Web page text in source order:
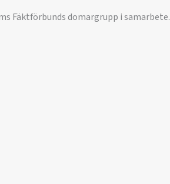
Fäktförbunds domargrupp i